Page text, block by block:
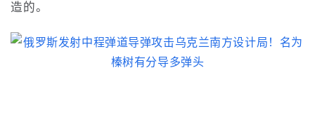
造的。